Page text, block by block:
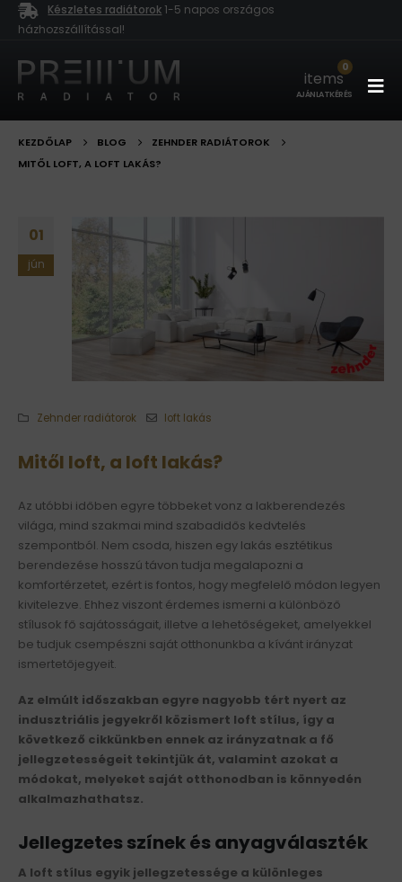
Készletes radiátorok 1-5 napos országos
házhozszállítással!
0
items
AJÁNLATKÉRÉS
KEZDŐLAP BLOG
ZEHNDER RADIÁTOROK
MITŐL LOFT, A LOFT LAKÁS?
01
jún
Zehnder radiátorok loft lakás
Mitől loft, a loft lakás?
Az utóbbi időben egyre többeket vonz a lakberendezés
világa, mind szakmai mind szabadidős kedvtelés
szempontból. Nem csoda, hiszen egy lakás esztétikus
berendezése hosszú távon tudja megalapozni a
komfortérzetet, ezért is fontos, hogy megfelelő módon legyen
kivitelezve. Ehhez viszont érdemes ismerni a különböző
stílusok fő sajátosságait, illetve a lehetőségeket, amelyekkel
be tudjuk csempészni saját otthonunkba a kívánt irányzat
ismertetőjegyeit.
Az elmúlt időszakban egyre nagyobb tért nyert az
indusztriális jegyekről közismert loft stílus, így a
következő cikkünkben ennek az irányzatnak a fő
jellegzetességeit tekintjük át, valamint azokat a
módokat, melyeket saját otthonodban is könnyedén
alkalmazhathatsz.
Jellegzetes színek és anyagválaszték
A loft stílus egyik jellegzetessége a különleges